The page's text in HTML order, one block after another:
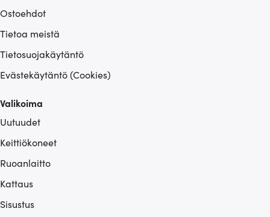
Ostoehdot
Tietoa meistä
Tietosuojakäytäntö
Evästekäytäntö (Cookies)
Valikoima
Uutuudet
Keittiökoneet
Ruoanlaitto
Kattaus
Sisustus